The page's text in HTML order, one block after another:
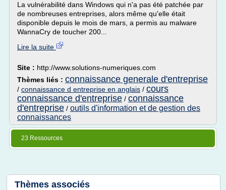
La vulnérabilité dans Windows qui n'a pas été patchée par
de nombreuses entreprises, alors même qu'elle était
disponible depuis le mois de mars, a permis au malware
WannaCry de toucher 200...
Lire la suite
Site : http://www.solutions-numeriques.com
Thèmes liés : connaissance generale d'entreprise
/ connaissance d entreprise en anglais / cours
connaissance d'entreprise / connaissance
d'entreprise / outils d'information et de gestion des
connaissances
23 Ressources
Thèmes associés